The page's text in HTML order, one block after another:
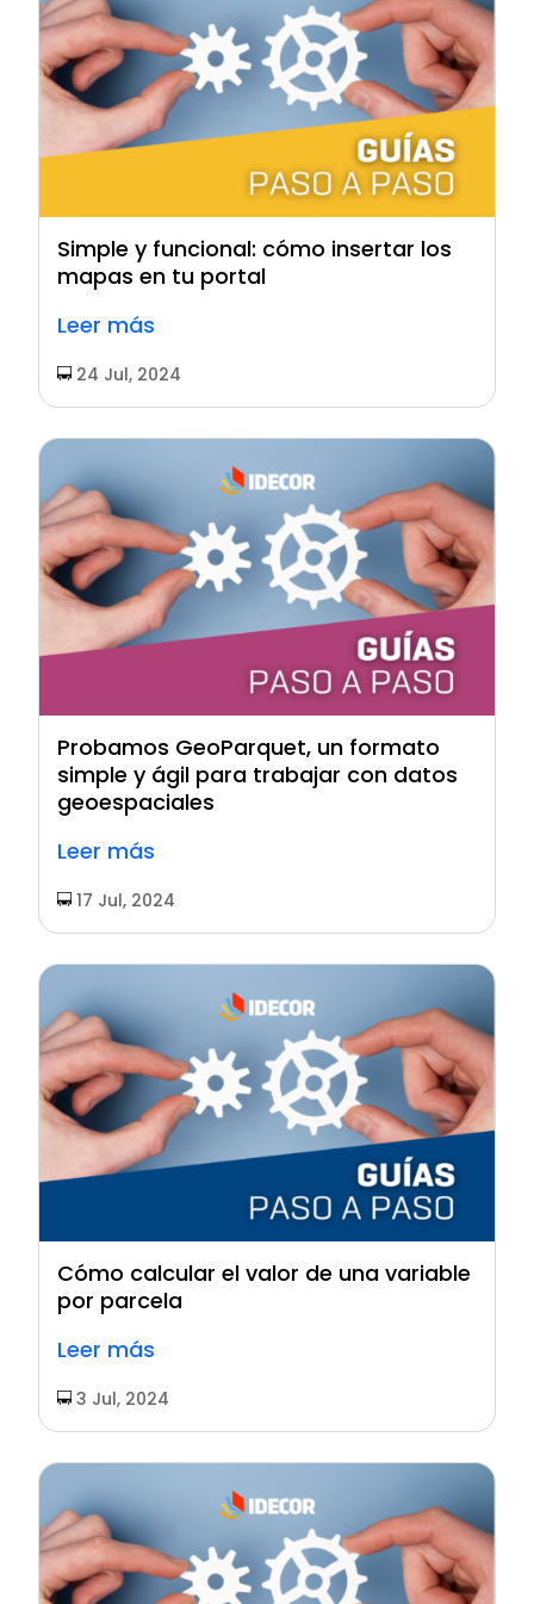
Simple y funcional: cómo insertar los
mapas en tu portal
Leer más
24 Jul, 2024
Probamos GeoParquet, un formato
simple y ágil para trabajar con datos
geoespaciales
Leer más
17 Jul, 2024
Cómo calcular el valor de una variable
por parcela
Leer más
3 Jul, 2024